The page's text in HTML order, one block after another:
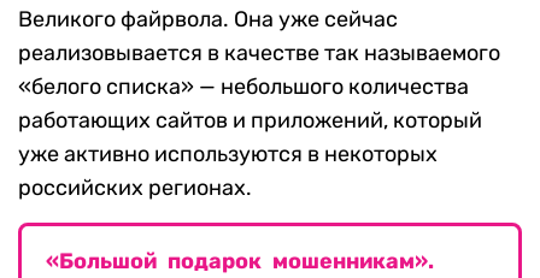
Великого файрвола. Она уже сейчас
реализовывается в качестве так называемого
«белого списка» — небольшого количества
работающих сайтов и приложений, который
уже активно используются в некоторых
российских регионах.
«Большой подарок мошенникам».